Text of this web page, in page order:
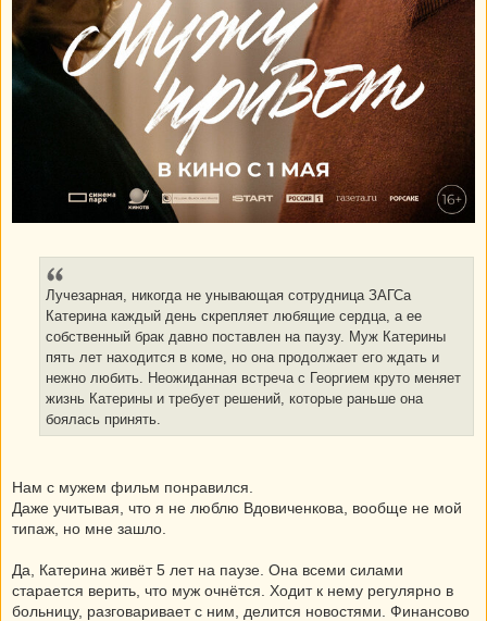
Лучезарная, никогда не унывающая сотрудница ЗАГСа
Катерина каждый день скрепляет любящие сердца, а ее
собственный брак давно поставлен на паузу. Муж Катерины
пять лет находится в коме, но она продолжает его ждать и
нежно любить. Неожиданная встреча с Георгием круто меняет
жизнь Катерины и требует решений, которые раньше она
боялась принять.
Нам с мужем фильм понравился.
Даже учитывая, что я не люблю Вдовиченкова, вообще не мой
типаж, но мне зашло.
Да, Катерина живёт 5 лет на паузе. Она всеми силами
старается верить, что муж очнётся. Ходит к нему регулярно в
больницу, разговаривает с ним, делится новостями. Финансово